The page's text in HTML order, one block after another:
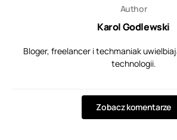
Author
Karol Godlewski
Bloger, freelancer i techmaniak
technologii.
Zobacz komentarze